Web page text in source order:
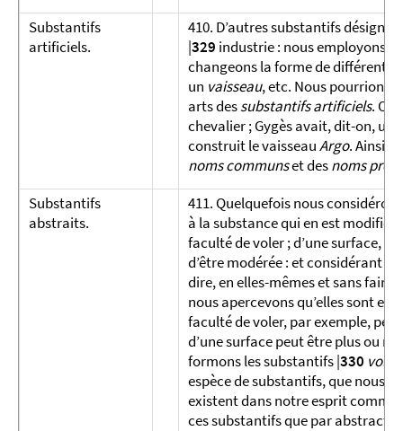
Substantifs
artificiels.
410. D’autres substantifs
|329 industrie : nous employons
changeons la forme de
un vaisseau, etc. Nous pourrions
arts dessubstantifs artificiels. On
chevalier ; Gygès avait, dit-on, une
construit le vaisseauArgo. Ainsi,
noms communset desnoms
Substantifs
abstraits.
411. Quelquefois nous
à la substance qui en est modifiée
faculté de voler ; d’une surface,
d’être modérée : et considérant
dire, en elles-mêmes et sans
nous apercevons qu’elles sont
faculté de voler, par exemple,
d’une surface peut être plus ou
formons les substantifs |330 vol,
espèce de substantifs, que nous
existent dans notre esprit comme
ces substantifs que par